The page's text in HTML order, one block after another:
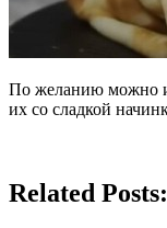
По желанию можно
их со сладкой
Related Posts: